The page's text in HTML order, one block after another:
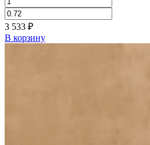
3 533 ₽
В корзину